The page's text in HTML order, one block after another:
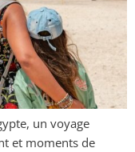
un voyage
et moments de